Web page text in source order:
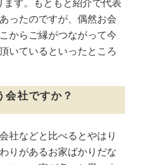
す。もともと紹介で代表
ったのですが、偶然お会
からご縁がつながって今
いているといったところ
会社ですか？
社などと比べるとやはり
りがあるお家ばかりだな